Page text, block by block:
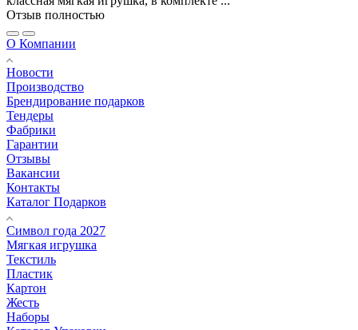
Отзыв полностью
О Компании
Новости
Производство
Брендирование подарков
Тендеры
Фабрики
Гарантии
Отзывы
Вакансии
Контакты
Каталог Подарков
Символ года 2027
Мягкая игрушка
Текстиль
Пластик
Картон
Жесть
Наборы